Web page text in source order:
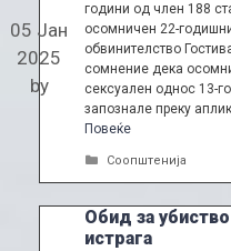
05 Јан
2025
by
години од член 188
осомничен 22-
обвинителство
сомнение дека
сексуален однос 13-
запознале преку
Повеќе
Categories
Соопштенија
Обид за
истрага